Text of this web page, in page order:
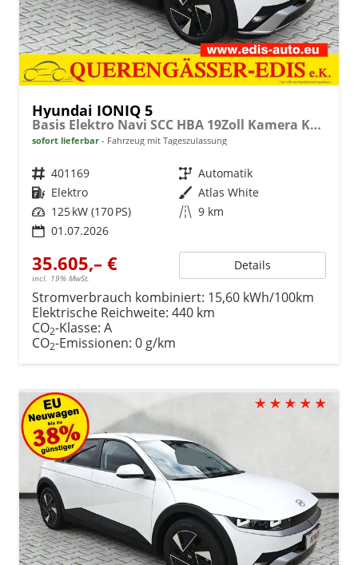
Hyundai IONIQ 5
Basis Elektro Navi SCC HBA 19Zoll Kamera Keyless
sofort lieferbar Fahrzeug mit Tageszulassung
Fahrzeugnr. 401169 Getriebe Automatik
Kraftstoff Elektro Außenfarbe Atlas White
Leistung 125 kW (170 PS) Kilometerstand 9 km
01.07.2026
35.605,– €
incl. 19% MwSt.
Details
Stromverbrauch kombiniert: 15,60 kWh/100km
Elektrische Reichweite: 440 km
CO2-Klasse: A
CO2-Emissionen: 0 g/km